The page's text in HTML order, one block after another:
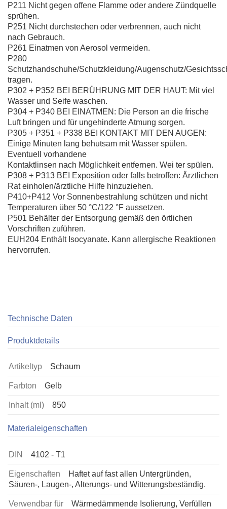
P211 Nicht gegen offene Flamme oder andere Zündquelle
sprühen.
P251 Nicht durchstechen oder verbrennen, auch nicht
nach Gebrauch.
P261 Einatmen von Aerosol vermeiden.
P280
Schutzhandschuhe/Schutzkleidung/Augenschutz/
tragen.
P302 + P352 BEI BERÜHRUNG MIT DER HAUT: Mit viel
Wasser und Seife waschen.
P304 + P340 BEI EINATMEN: Die Person an die frische
Luft bringen und für ungehinderte Atmung sorgen.
P305 + P351 + P338 BEI KONTAKT MIT DEN AUGEN:
Einige Minuten lang behutsam mit Wasser spülen.
Eventuell vorhandene
Kontaktlinsen nach Möglichkeit entfernen. Wei ter spülen.
P308 + P313 BEI Exposition oder falls betroffen: Ärztlichen
Rat einholen/ärztliche Hilfe hinzuziehen.
P410+P412 Vor Sonnenbestrahlung schützen und nicht
Temperaturen über 50 °C/122 °F aussetzen.
P501 Behälter der Entsorgung gemäß den örtlichen
Vorschriften zuführen.
EUH204 Enthält Isocyanate. Kann allergische Reaktionen
hervorrufen.
Technische Daten
Produktdetails
Artikeltyp Schaum
Farbton Gelb
Inhalt (ml) 850
Materialeigenschaften
DIN 4102 - T1
Eigenschaften
Haftet auf fast allen Untergründen,
Säuren-, Laugen-, Alterungs- und Witterungsbeständig.
Verwendbar für
Wärmedämmende Isolierung, Verfüllen